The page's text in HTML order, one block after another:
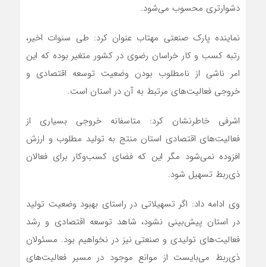
دشوارتری محسوب می‌شود.
نماینده پارک صنعتی مهتاب عنوان کرد: طی سنوات اخیر،
رتبه کسب و کار خراسان رضوی در کشور متغیر بوده که این
امر ناشی از نامطلوب بودن وضعیت توسعه اقتصادی و
خروجی فعالیت‌های مرتبط به آن در استان است.
اشرفی خاطرنشان کرد: متاسفانه خروجی بسیاری از
فعالیت‌های اقتصادی استان منتج به تولید مطلوب و ارزش
افزوده نمی‌شود مگر این که فضای کسب‌وکار برای فعالان
ذی‌ربط تسهیل شود.
وی ادامه داد: اگر تسهیلاتی در راستای بهبود وضعیت تولید
در استان پیش‌بینی نشود، شاهد توسعه اقتصادی و رشد
فعالیت‌های تولیدی و صنعتی نیز در نخواهیم بود. مسئولان
ذی‌ربط می‌بایست از موانع موجود در مسیر فعالیت‌های